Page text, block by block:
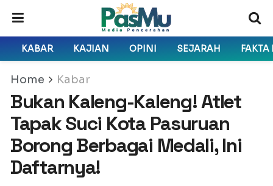
KABAR KAJIAN OPINI SEJARAH FAKTA
Home Kabar
Bukan Kaleng-Kaleng! Atlet
Tapak Suci Kota Pasuruan
Borong Berbagai Medali, Ini
Daftarnya!